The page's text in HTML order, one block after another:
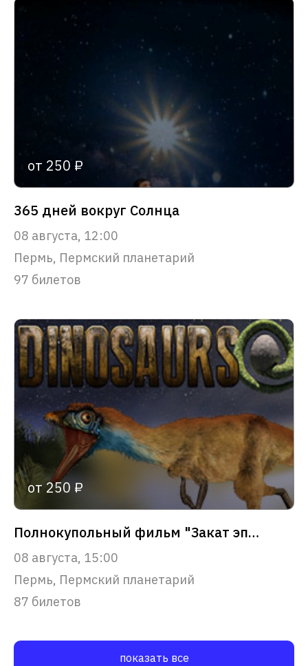
от 250 ₽
365 дней вокруг Солнца
08 августа, 12:00
Пермь, Пермский планетарий
97 билетов
от 250 ₽
Полнокупольный фильм "Закат эпохи динозавров"
08 августа, 15:00
Пермь, Пермский планетарий
87 билетов
показать все